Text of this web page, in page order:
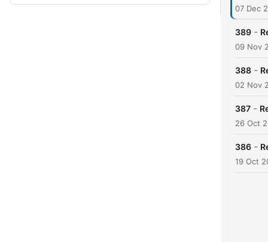
07 Dec
389 -
09 Nov
388 -
02 Nov
387 -
26 Oct
386 -
19 Oct